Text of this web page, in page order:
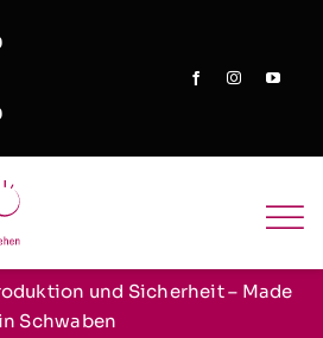
und Sicherheit – Made
Schwaben